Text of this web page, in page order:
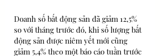
Doanh số bất động sản đã giảm 12,5%
so với tháng trước đó, khi số lượng bất
động sản được niêm yết mới cũng
giảm 5,4% theo một báo cáo tuần trước